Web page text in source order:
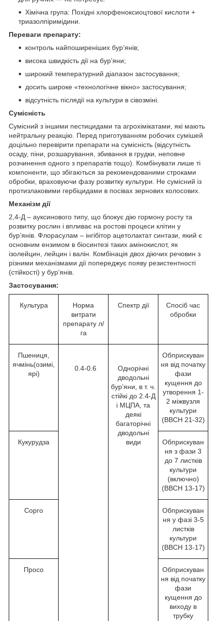
Хiмiчна група: Похідні хлорфеноксиоцтової кислоти +
триазолпіримідини.
Переваги препарату:
контроль найпоширеніших бур’янів;
висока швидкість дії на бур’яни;
широкий температурний діапазон застосування;
досить широке «технологічне вікно» застосування;
відсутність післядії на культури в сівозміні.
Сумісність
Сумісний з іншими пестицидами та агрохімікатами, які мають
нейтральну реакцію. Перед приготуванням робочих сумішей
доцільно перевірити препарати на сумісність (відсутність
осаду, піни, розшарування, збивання в грудки, неповне
розчинення одного з препаратів тощо). Комбінувати лише ті
компоненти, що збігаються за рекомендованими строками
обробки, враховуючи фазу розвитку культури. Не сумісний із
протизлаковими гербіцидами в посівах зернових колосових.
Механiзм дії
2,4-Д – ауксинового типу, що блокує дію гормону росту та
розвитку рослин і впливає на ростові процеси клітин у
бур’янів. Флорасулам – інгібітор ацетолактат синтази, який є
основним ензимом в біосинтезі таких амінокислот, як
ізолейцин, лейцин і валін. Комбінація двох діючих речовин з
різними механізмами дії попереджує появу резистентності
(стійкості) у бур’янів.
Застосування:
Культура
Норма
витрати
препарату л/
га
Спектр дії
Спосіб час
обробки
Пшениця,
ячмінь(озимі,
ярі)
0.4-0.6
Однорічні
дводольні
бур’яни, в т. ч.
стійкі до 2.4-Д
і МЦПА, та
деякі
багаторічні
дводольні
види
Обприскуван
ня від початку
фази
кущення до
утворення 1-
2 міжвузля
культури
(BBCH 21-32)
Кукурудза
Обприскуван
ня з фази 3
до 7 листків
культури
(включно)
(BBCH 13-17)
Сорго
Обприскуван
ня у фазі 3-5
листків
культури
(BBCH 13-17)
Просо
Обприскуван
ня від початку
фази
кущення до
виходу в
трубку